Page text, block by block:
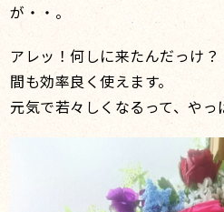
が・・。
アレッ！何しに来たんだっけ
間も効率良く使えます。
元気で若々しくなるって、やっ